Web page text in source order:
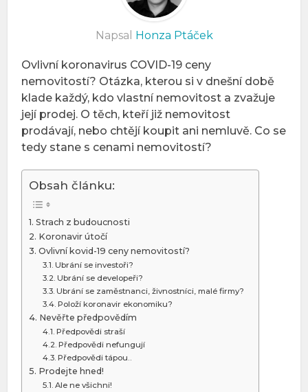
Napsal Honza Ptáček
Ovlivní koronavirus COVID-19 ceny
nemovitostí? Otázka, kterou si v dnešní době
klade každý, kdo vlastní nemovitost a zvažuje
její prodej. O těch, kteří již nemovitost
prodávají, nebo chtějí koupit ani nemluvě. Co se
tedy stane s cenami nemovitostí?
Obsah článku:
Strach z budoucnosti
Koronavir útočí
Ovlivní kovid-19 ceny nemovitostí?
Ubrání se investoři?
Ubrání se developeři?
Ubrání se zaměstnanci, živnostníci, malé firmy?
Položí koronavir ekonomiku?
Nevěřte předpovědím
Předpovědi straší
Předpovědi nefungují
Předpovědi tápou..
Prodejte hned!
Ale ne všichni!